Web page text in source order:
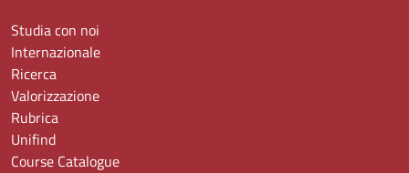
Studia con noi
Internazionale
Ricerca
Valorizzazione
Rubrica
Unifind
Course Catalogue